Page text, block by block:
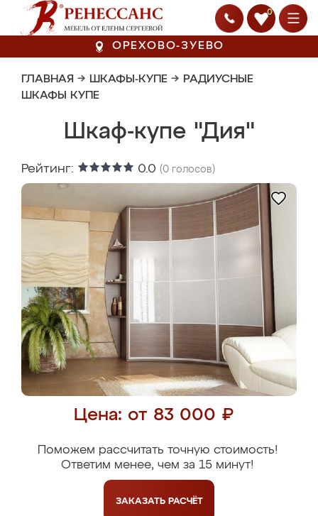
0
ОРЕХОВО-ЗУЕВО
ГЛАВНАЯ → ШКАФЫ-КУПЕ → РАДИУСНЫЕ
ШКАФЫ КУПЕ
Шкаф-купе "Дия"
Рейтинг: 0.0 (0 голосов)
Цена: от 83 000 ₽
Поможем рассчитать точную стоимость!
Ответим менее, чем за 15 минут!
ЗАКАЗАТЬ РАСЧЁТ